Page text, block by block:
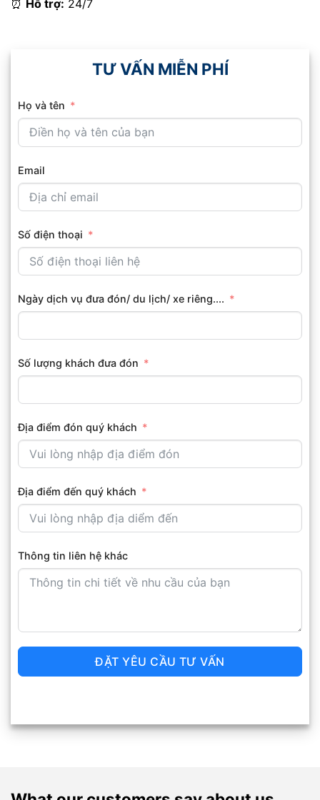
⏰ Hỗ trợ: 24/7
TƯ VẤN MIỄN PHÍ
Họ và tên
Email
Số điện thoại
Ngày dịch vụ đưa đón/ du lịch/ xe riêng....
Số lượng khách đưa đón
Địa điểm đón quý khách
Địa điểm đến quý khách
Thông tin liên hệ khác
ĐẶT YÊU CẦU TƯ VẤN